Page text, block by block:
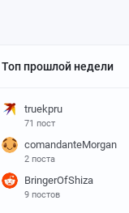
Топ прошлой недели
truekpru
71 пост
comandanteMorgan
2 поста
BringerOfShiza
9 постов